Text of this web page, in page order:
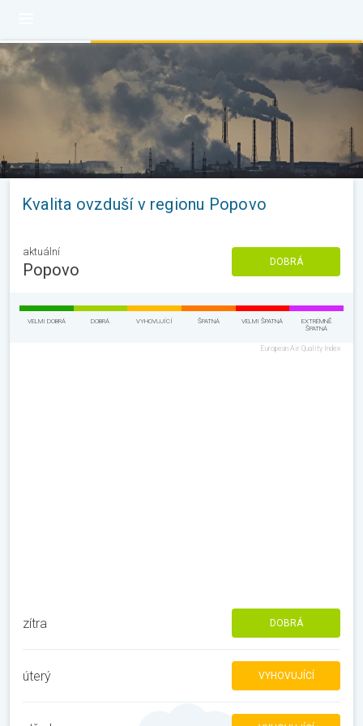
Kvalita ovzduší v regionu Popovo
aktuální
Popovo DOBRÁ
VELMI DOBRÁ DOBRÁ VYHOVUJÍCÍ ŠPATNÁ VELMI ŠPATNÁ
EXTRÉMNĚ
ŠPATNÁ
European Air Quality Index
zítra DOBRÁ
úterý VYHOVUJÍCÍ